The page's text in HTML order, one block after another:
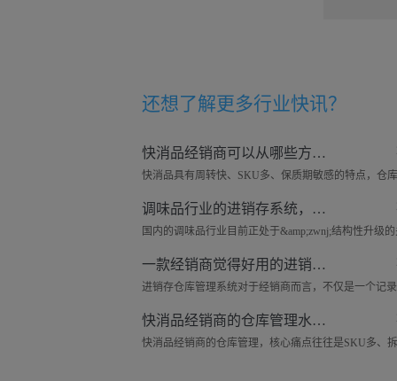
还想了解更多行业快讯？
快消品经销商可以从哪些方面去做好仓库管理工作？
调味品行业的进销存系统，可以管理哪些东西？
一款经销商觉得好用的进销存仓库系统——来肯云商
快消品经销商的仓库管理水平，可以从哪些细节去提升？